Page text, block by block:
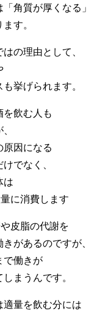
角質が厚くなる」
す。
の理由として、
挙げられます。
を飲む人も
原因になる
でなく、
は
に消費します
皮脂の代謝を
があるのですが、
で働きが
まうんです。
適量を飲む分には